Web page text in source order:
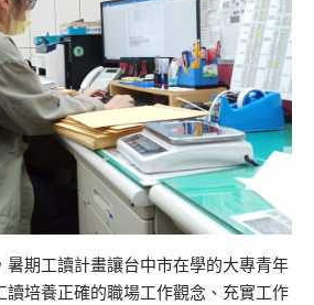
暑期工讀計畫讓台中市在學的大專青年
讀培養正確的職場工作觀念、充實工作